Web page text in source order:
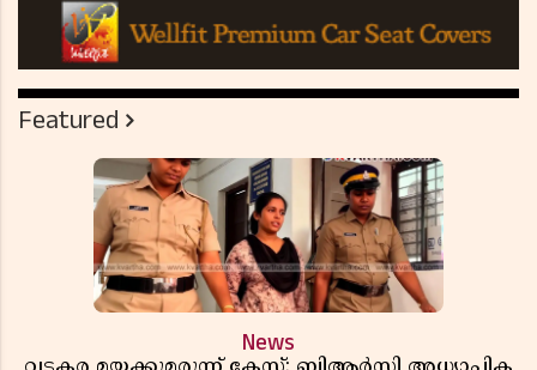
Featured
News